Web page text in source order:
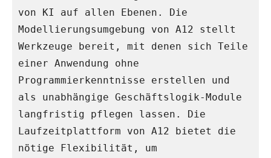
von KI auf allen Ebenen. Die
Modellierungsumgebung von A12 stellt
Werkzeuge bereit, mit denen sich Teile
einer Anwendung ohne
Programmierkenntnisse erstellen und
als unabhängige Geschäftslogik-Module
langfristig pflegen lassen. Die
Laufzeitplattform von A12 bietet die
nötige Flexibilität, um